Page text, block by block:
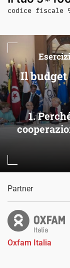
Il budget
1.
Partner
Oxfam Italia